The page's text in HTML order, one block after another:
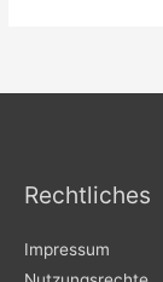
Rechtliches
Impressum